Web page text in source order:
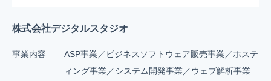
株式会社デジタルスタジオ
事業内容
ASP事業／ビジネスソフトウェア販売事業／ホステ
ィング事業／システム開発事業／ウェブ解析事業